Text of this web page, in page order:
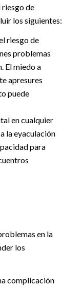
de
los siguientes:
riesgo de
problemas
El miedo a
apresures
puede
en cualquier
la eyaculación
para
en la
los
complicación